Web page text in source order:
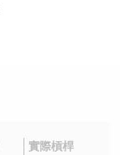
實際槓桿